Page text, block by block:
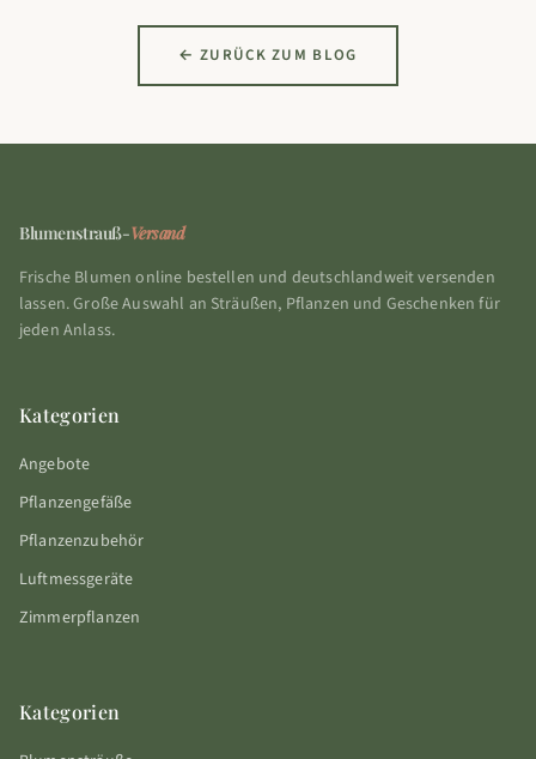
← ZURÜCK ZUM BLOG
Blumenstrauß-Versand
Frische Blumen online bestellen und deutschlandweit versenden
lassen. Große Auswahl an Sträußen, Pflanzen und Geschenken für
jeden Anlass.
Kategorien
Angebote
Pflanzengefäße
Pflanzenzubehör
Luftmessgeräte
Zimmerpflanzen
Kategorien